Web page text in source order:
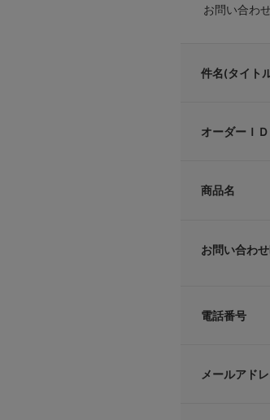
お問い合わせ
件名(タイト
オーダーＩＤ
商品名
お問い合わ
電話番号
メールアド